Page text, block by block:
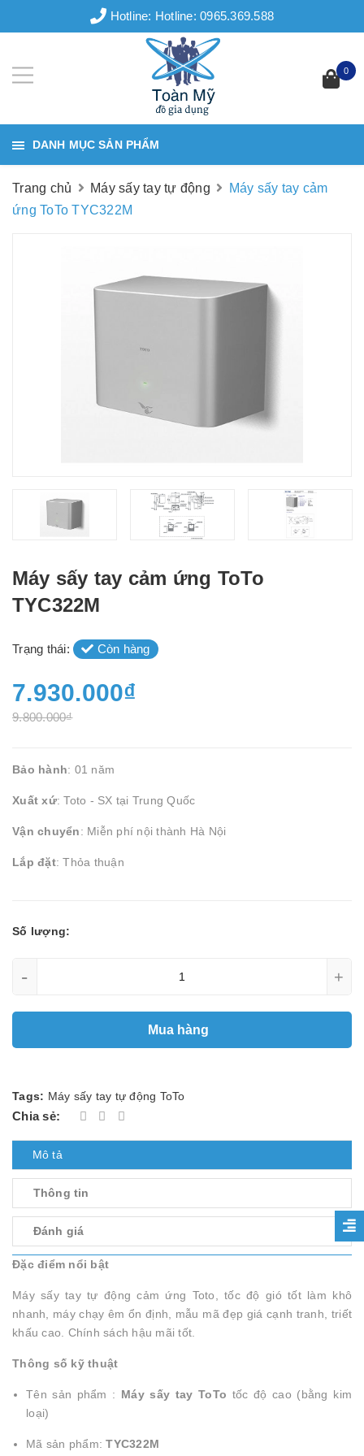
Hotline: Hotline: 0965.369.588
0
DANH MỤC SẢN PHẨM
Trang chủ Máy sấy tay tự động
Máy sấy tay cảm
ứng ToTo TYC322M
Máy sấy tay cảm ứng ToTo
TYC322M
Trạng thái: Còn hàng
7.930.000₫
9.800.000₫
Bảo hành: 01 năm
Xuất xứ: Toto - SX tại Trung Quốc
Vận chuyển: Miễn phí nội thành Hà Nội
Lắp đặt: Thỏa thuận
Số lượng:
- +
Mua hàng
Tags: Máy sấy tay tự động ToTo
Chia sẻ:
Mô tả
Thông tin
Đánh giá
Đặc điểm nổi bật
Máy sấy tay tự động cảm ứng Toto, tốc độ gió tốt làm khô
nhanh, máy chạy êm ổn định, mẫu mã đẹp giá cạnh tranh, triết
khấu cao. Chính sách hậu mãi tốt.
Thông số kỹ thuật
Tên sản phẩm : Máy sấy tay ToTo tốc độ cao (bằng kim
loại)
Mã sản phẩm:TYC322M